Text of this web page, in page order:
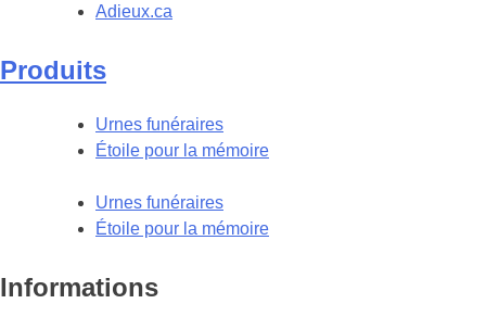
Adieux.ca
Produits
Urnes funéraires
Étoile pour la mémoire
Urnes funéraires
Étoile pour la mémoire
Informations